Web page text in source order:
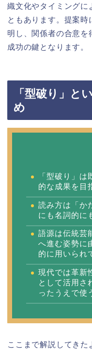
織文化やタイミングに
ともあります。提案時
明し、関係者の合意を
成功の鍵となります。
「型破り」と
め
「型破り」
的な成果を目
読み方は「か
にも名詞的に
語源は伝統芸
へ進む姿勢に
的に用いられ
現代では革新
として活用さ
ったうえで使
ここまで解説してきた